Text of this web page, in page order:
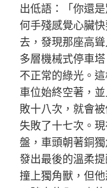
出低語：「你還
何手殘感覺心臟
去，發現那座高
多層機械式停車
不正常的綠光。
車位始終空著，
敗十八次，就會
失敗了十七次。
盤，車頭朝著銅
發出最後的溫柔
撞上獨角獸，但